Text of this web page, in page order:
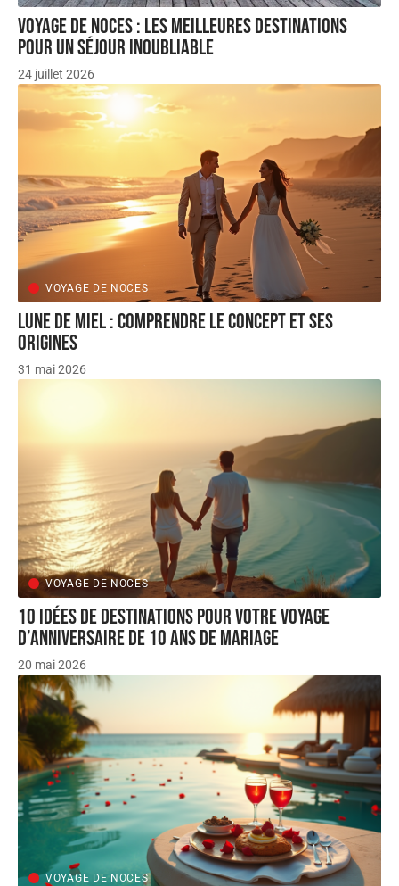
Voyage de noces : les meilleures destinations
pour un séjour inoubliable
24 juillet 2026
VOYAGE DE NOCES
Lune de miel : comprendre le concept et ses
origines
31 mai 2026
VOYAGE DE NOCES
10 idées de destinations pour votre voyage
d’anniversaire de 10 ans de mariage
20 mai 2026
VOYAGE DE NOCES